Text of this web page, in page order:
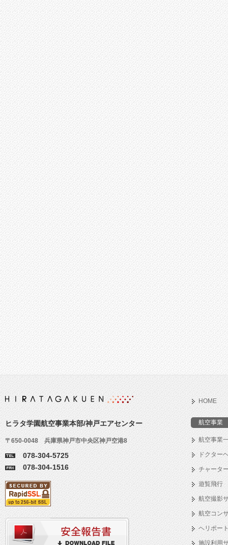
ヒラタ学園航空事業本部/神戸エアセンター
〒650-0048 兵庫県神戸市中央区神戸空港8
078-304-5725
078-304-1516
HOME
航空事業
航空事業
ドクター
チャータ
遊覧飛行
航空撮影
航空コン
ヘリポー
施設利用